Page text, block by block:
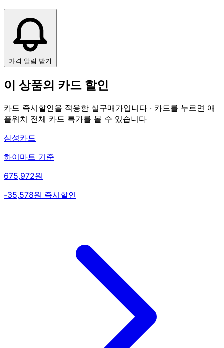
가격 알림 받기
이 상품의 카드 할인
카드 즉시할인을 적용한 실구매가입니다 · 카드를 누르면 애
플워치 전체 카드 특가를 볼 수 있습니다
삼성카드
하이마트 기준
675,972원
-35,578원 즉시할인